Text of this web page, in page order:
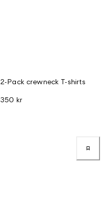
2-Pack crewneck T-shirts
350 kr